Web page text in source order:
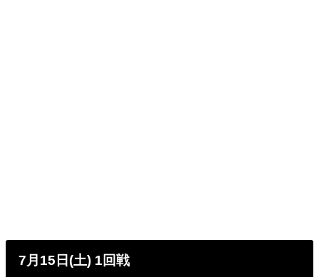
7月15日(土) 1回戦